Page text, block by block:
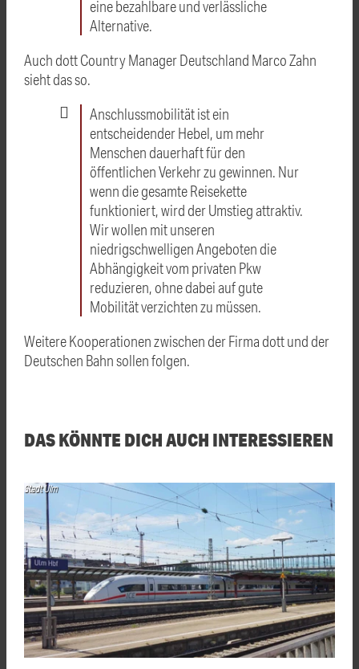
eine bezahlbare und verlässliche
Alternative.
Auch dott Country Manager Deutschland Marco Zahn
sieht das so.
Anschlussmobilität ist ein
entscheidender Hebel, um mehr
Menschen dauerhaft für den
öffentlichen Verkehr zu gewinnen. Nur
wenn die gesamte Reisekette
funktioniert, wird der Umstieg attraktiv.
Wir wollen mit unseren
niedrigschwelligen Angeboten die
Abhängigkeit vom privaten Pkw
reduzieren, ohne dabei auf gute
Mobilität verzichten zu müssen.
Weitere Kooperationen zwischen der Firma dott und der
Deutschen Bahn sollen folgen.
DAS KÖNNTE DICH AUCH INTERESSIEREN
Stadt Ulm